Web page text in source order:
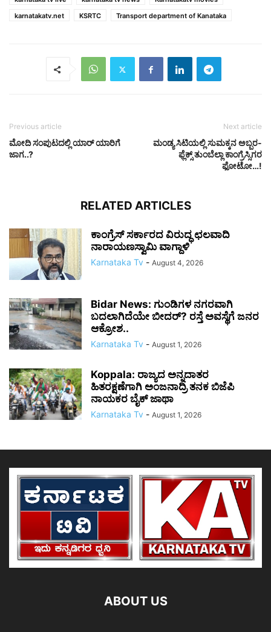
karnatakatv.net
KSRTC Transport department of Kanataka
Previous article
ಮೋದಿ ಸಂಪುಟದಲ್ಲಿ ಯಾರ್ ಯಾರಿಗೆ
ಜಾಗ..?
Next article
ಮಂಡ್ಯ ಸಿಟಿಯಲ್ಲಿ ಸುಮಕ್ಕನ ಅಬ್ಬರ-
ಫ್ಲೆಕ್ಸ್ ತುಂಬೆಲ್ಲಾ ಕಾಂಗ್ರೆಸ್ಸಿಗರ
ಫೋಟೋ…!
RELATED ARTICLES
ಕಾಂಗ್ರೆಸ್ ಸರ್ಕಾರದ ವಿರುದ್ಧ ಛಲವಾದಿ
ನಾರಾಯಣಸ್ವಾಮಿ ವಾಗ್ದಾಳಿ
Karnataka Tv - August 4, 2026
Bidar News: ಗುಂಡಿಗಳ ನಗರವಾಗಿ
ಬದಲಾಗಿದೆಯೇ ಬೀದರ್? ರಸ್ತೆ ಅವಸ್ಥೆಗೆ ಜನರ
ಆಕ್ರೋಶ..
Karnataka Tv - August 1, 2026
Koppala: ರಾಜ್ಯದ ಅನ್ನದಾತರ
ಹಿತರಕ್ಷಣೆಗಾಗಿ ಅಂಜನಾದ್ರಿ ತನಕ ಬಿಜೆಪಿ
ನಾಯಕರ ಬೈಕ್ ಜಾಥಾ
Karnataka Tv - August 1, 2026
ABOUT US